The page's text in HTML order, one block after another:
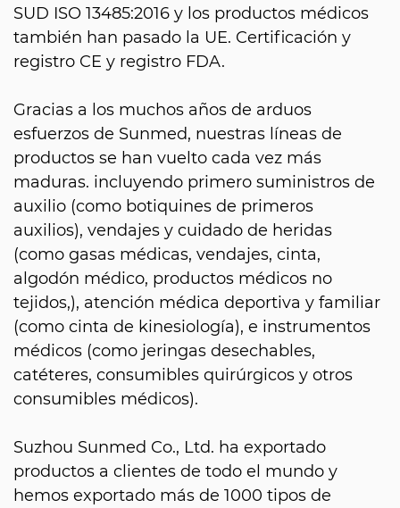
SUD ISO 13485:2016 y los productos médicos
también han pasado la UE. Certificación y
registro CE y registro FDA.
Gracias a los muchos años de arduos
esfuerzos de Sunmed, nuestras líneas de
productos se han vuelto cada vez más
maduras. incluyendo primero suministros de
auxilio (como botiquines de primeros
auxilios), vendajes y cuidado de heridas
(como gasas médicas, vendajes, cinta,
algodón médico, productos médicos no
tejidos,), atención médica deportiva y familiar
(como cinta de kinesiología), e instrumentos
médicos (como jeringas desechables,
catéteres, consumibles quirúrgicos y otros
consumibles médicos).
Suzhou Sunmed Co., Ltd. ha exportado
productos a clientes de todo el mundo y
hemos exportado más de 1000 tipos de